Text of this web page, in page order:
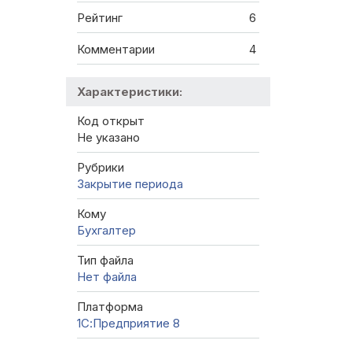
Рейтинг 6
Комментарии 4
Характеристики:
Код открыт
Не указано
Рубрики
Закрытие периода
Кому
Бухгалтер
Тип файла
Нет файла
Платформа
1С:Предприятие 8